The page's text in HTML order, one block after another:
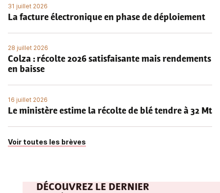
31 juillet 2026
La facture électronique en phase de déploiement
28 juillet 2026
Colza : récolte 2026 satisfaisante mais rendements
en baisse
16 juillet 2026
Le ministère estime la récolte de blé tendre à 32 Mt
Voir toutes les brèves
DÉCOUVREZ LE DERNIER